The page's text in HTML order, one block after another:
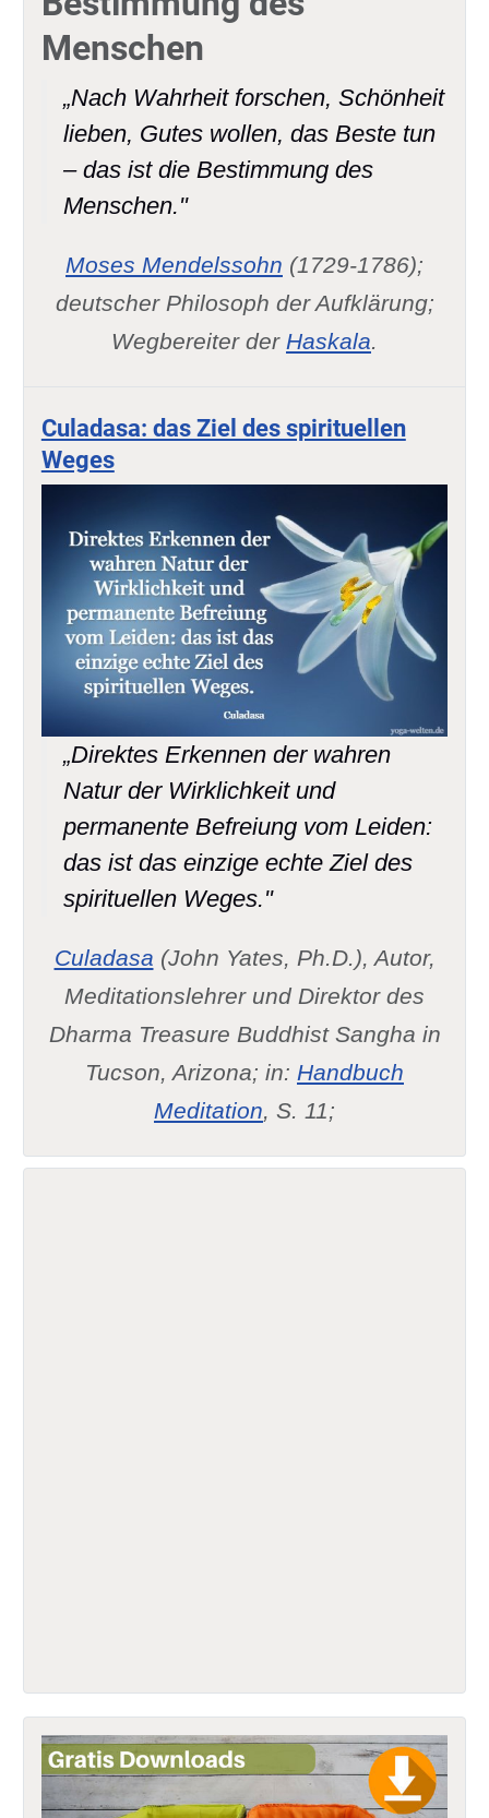
Menschen
„Nach Wahrheit forschen, Schönheit
lieben, Gutes wollen, das Beste tun
– das ist die Bestimmung des
Menschen."
Moses Mendelssohn (1729-1786);
deutscher Philosoph der Aufklärung;
Wegbereiter der Haskala.
Culadasa: das Ziel des spirituellen
Weges
„Direktes Erkennen der wahren
Natur der Wirklichkeit und
permanente Befreiung vom Leiden:
das ist das einzige echte Ziel des
spirituellen Weges."
Culadasa (John Yates, Ph.D.), Autor,
Meditationslehrer und Direktor des
Dharma Treasure Buddhist Sangha in
Tucson, Arizona; in: Handbuch
Meditation, S. 11;